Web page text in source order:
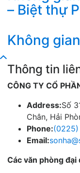
– Biệt thự
Không
Thông tin
CÔNG TY CỔ
Address:Số
Chân, Hải
Phone:
Email:
Các văn phòng đại